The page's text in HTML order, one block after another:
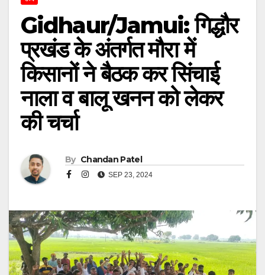
Gidhaur/Jamui: गिद्धौर
प्रखंड के अंतर्गत मौरा में
किसानों ने बैठक कर सिंचाई
नाला व बालू खनन को लेकर
की चर्चा
By Chandan Patel
SEP 23, 2024